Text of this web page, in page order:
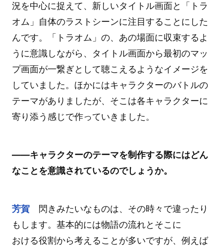
況を中心に捉えて、新しいタイトル画面と「トラ
オム」自体のラストシーンに注目することにした
んです。「トラオム」の、あの場面に収束するよ
うに意識しながら、タイトル画面から最初のマッ
プ画面が一繋ぎとして聴こえるようなイメージを
していました。ほかにはキャラクターのバトルの
テーマがありましたが、そこは各キャラクターに
寄り添う感じで作っていきました。
――キャラクターのテーマを制作する際にはどん
なことを意識されているのでしょうか。
芳賀閃きみたいなものは、その時々で違ったり
もします。基本的には物語の流れとそこに
おける役割から考えることが多いですが、例えば